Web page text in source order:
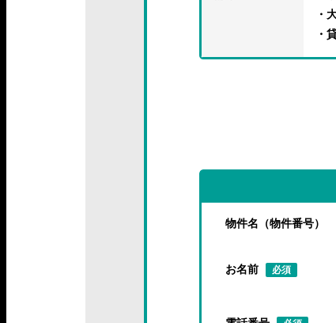
・
・
物件名（物件番号）
お名前 必須